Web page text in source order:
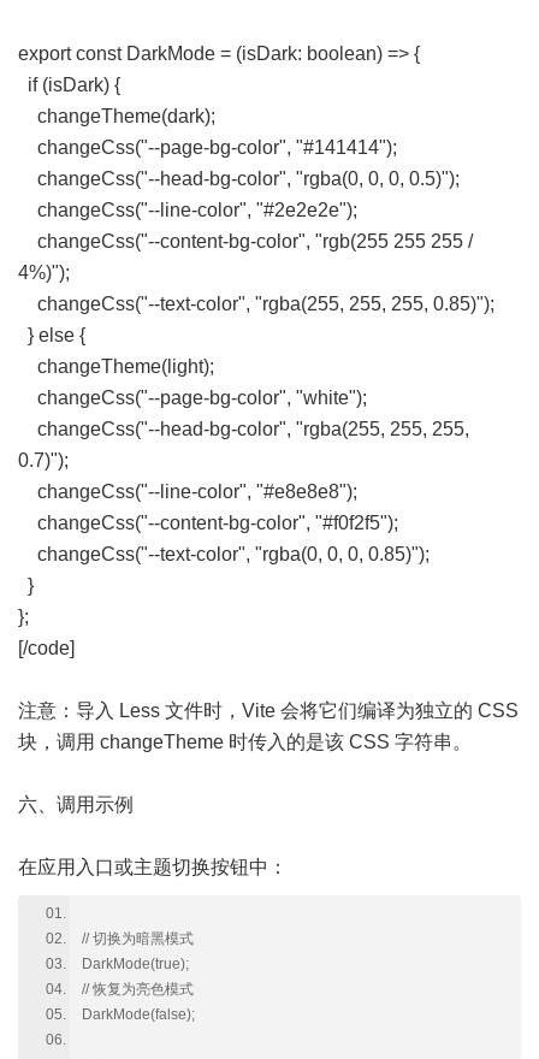
export const DarkMode = (isDark: boolean) => {
if (isDark) {
changeTheme(dark);
changeCss("--page-bg-color", "#141414");
changeCss("--head-bg-color", "rgba(0, 0, 0, 0.5)");
changeCss("--line-color", "#2e2e2e");
changeCss("--content-bg-color", "rgb(255 255 255 /
4%)");
changeCss("--text-color", "rgba(255, 255, 255, 0.85)");
} else {
changeTheme(light);
changeCss("--page-bg-color", "white");
changeCss("--head-bg-color", "rgba(255, 255, 255,
0.7)");
changeCss("--line-color", "#e8e8e8");
changeCss("--content-bg-color", "#f0f2f5");
changeCss("--text-color", "rgba(0, 0, 0, 0.85)");
}
};
[/code]
注意：导入 Less 文件时，Vite 会将它们编译为独立的 CSS
块，调用 changeTheme 时传入的是该 CSS 字符串。
六、调用示例
在应用入口或主题切换按钮中：
// 切换为暗黑模式
DarkMode(true);
// 恢复为亮色模式
DarkMode(false);